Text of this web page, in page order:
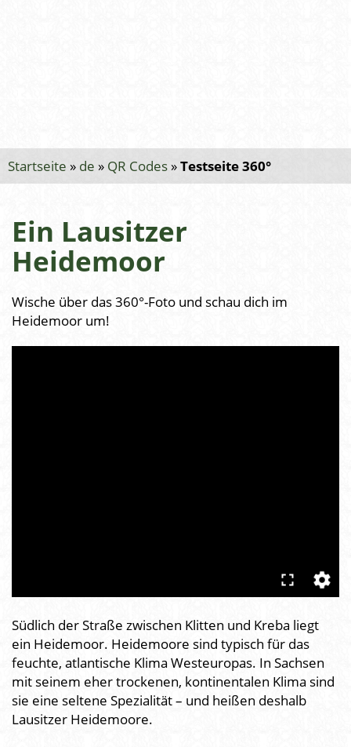
Startseite » de » QR Codes»Testseite 360°
Ein Lausitzer
Heidemoor
Wische über das 360°-Foto und schau dich im
Heidemoor um!
Südlich der Straße zwischen Klitten und Kreba liegt
ein Heidemoor. Heidemoore sind typisch für das
feuchte, atlantische Klima Westeuropas. In Sachsen
mit seinem eher trockenen, kontinentalen Klima sind
sie eine seltene Spezialität – und heißen deshalb
Lausitzer Heidemoore.